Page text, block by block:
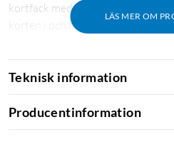
LÄS MER OM
kortfack med ”easy access”,
korten i och med den smidiga
Magnet Wallet+ har en
mycket smidigare än en vanlig
en vanlig magnetisk stängning
svart standardskal medföljer,
loss din telefon när du inte
Teknisk information
Producentinformation